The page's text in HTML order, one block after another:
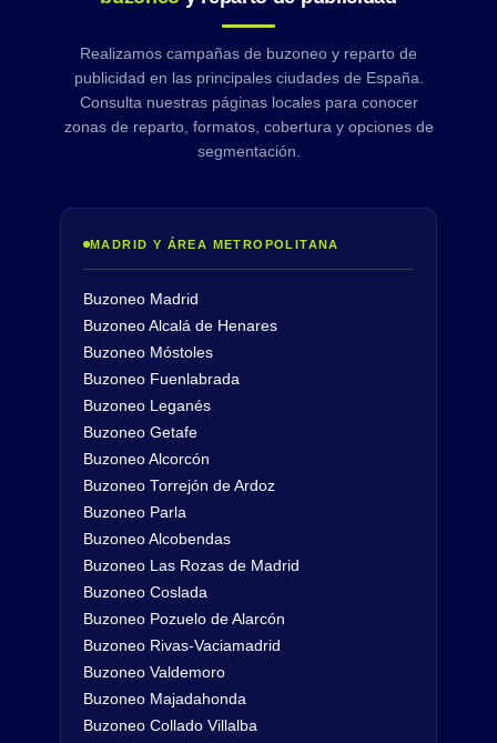
Realizamos campañas de buzoneo y reparto de
publicidad en las principales ciudades de España.
Consulta nuestras páginas locales para conocer
zonas de reparto, formatos, cobertura y opciones de
segmentación.
MADRID Y ÁREA METROPOLITANA
Buzoneo Madrid
Buzoneo Alcalá de Henares
Buzoneo Móstoles
Buzoneo Fuenlabrada
Buzoneo Leganés
Buzoneo Getafe
Buzoneo Alcorcón
Buzoneo Torrejón de Ardoz
Buzoneo Parla
Buzoneo Alcobendas
Buzoneo Las Rozas de Madrid
Buzoneo Coslada
Buzoneo Pozuelo de Alarcón
Buzoneo Rivas-Vaciamadrid
Buzoneo Valdemoro
Buzoneo Majadahonda
Buzoneo Collado Villalba